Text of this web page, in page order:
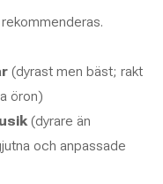
(dyrast men bäst; rakt
öron)
(dyrare än
och anpassade